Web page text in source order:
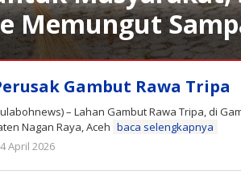
Memungut
Gambut Rawa Tripa
– Lahan Gambut Rawa Tripa, di
Nagan Raya, Aceh baca selengkapnya
April 2026